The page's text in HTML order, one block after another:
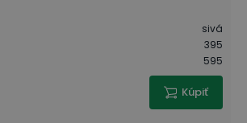
sivá
395
595
Kúpiť